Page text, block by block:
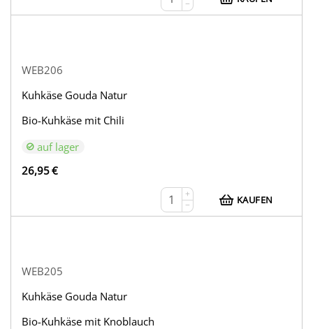
−
WEB206
Kuhkäse Gouda Natur
Bio-Kuhkäse mit Chili
auf lager
26,95€
+
−
KAUFEN
WEB205
Kuhkäse Gouda Natur
Bio-Kuhkäse mit Knoblauch